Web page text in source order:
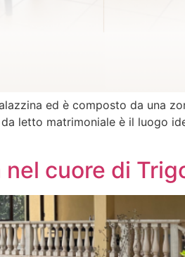
ed è composto da una
letto matrimoniale è il luogo
cuore di